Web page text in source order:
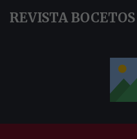
REVISTA BOCETOS